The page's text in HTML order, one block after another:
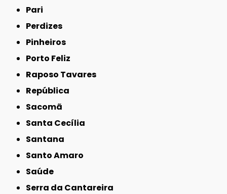
Pari
Perdizes
Pinheiros
Porto Feliz
Raposo Tavares
República
Sacomã
Santa Cecília
Santana
Santo Amaro
Saúde
Serra da Cantareira